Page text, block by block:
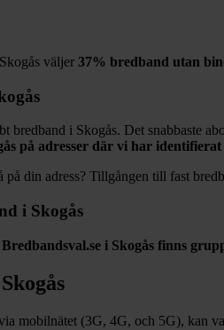
Skogås väljer 37% bredband utan
bredband i Skogås. Det snabbaste
på adresser där vi har
på din adress? Tillgången till fast
i Skogås
i Skogås finns
Skogås
mobilnätet (3G, 4G, och 5G), kan